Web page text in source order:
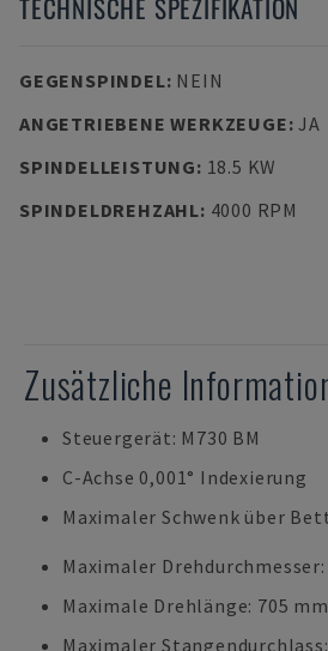
TECHNISCHE SPEZIFIKATION
GEGENSPINDEL: NEIN
ANGETRIEBENE WERKZEUGE:JA
SPINDELLEISTUNG: 18.5 KW
SPINDELDREHZAHL: 4000 RPM
Zusätzliche
Steuergerät: M730 BM
C-Achse 0,001° Indexierung
Maximaler Schwenk über
Maximaler
Maximale Drehlänge: 705 mm
Maximaler